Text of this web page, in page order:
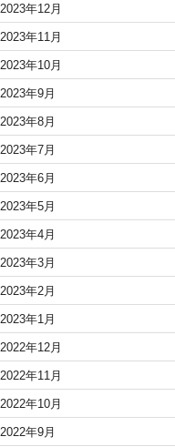
2023年12月
2023年11月
2023年10月
2023年9月
2023年8月
2023年7月
2023年6月
2023年5月
2023年4月
2023年3月
2023年2月
2023年1月
2022年12月
2022年11月
2022年10月
2022年9月